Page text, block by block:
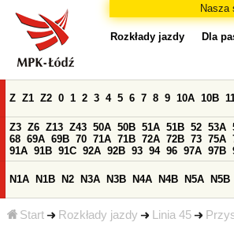
Nasza
Start Rozkłady jazdy Linia 45
Rozkłady jazdy Dla
Z Z1 Z2 0 1 2 3 4 5 6 7 8 9 10A 10B
Z3 Z6 Z13 Z43 50A 50B 51A 51B 52 53A
68 69A 69B 70 71A 71B 72A 72B 73 75A
91A 91B 91C 92A 92B 93 94 96 97A 97B
N1A N1B N2 N3A N3B N4A N4B N5A N5B